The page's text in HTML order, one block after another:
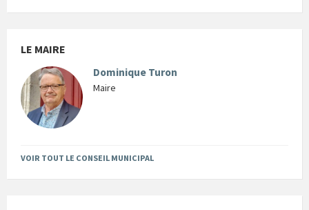
LE MAIRE
Dominique Turon
Maire
VOIR TOUT LE CONSEIL MUNICIPAL